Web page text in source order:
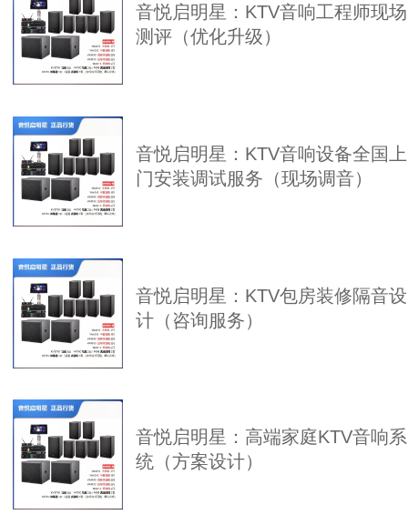
音悦启明星：KTV音响工程师现场
测评（优化升级）
音悦启明星：KTV音响设备全国上
门安装调试服务（现场调音）
音悦启明星：KTV包房装修隔音设
计（咨询服务）
音悦启明星：高端家庭KTV音响系
统（方案设计）